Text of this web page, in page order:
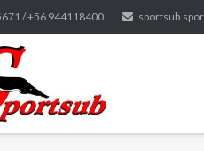
/ +56 944118400